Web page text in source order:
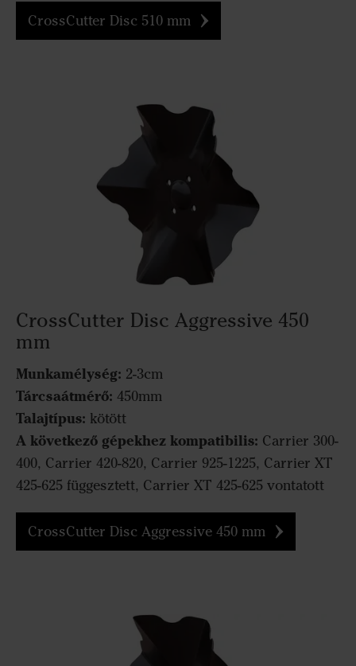
CrossCutter Disc 510 mm
CrossCutter Disc Aggressive 450
mm
Munkamélység: 2-3cm
Tárcsaátmérő: 450mm
Talajtípus: kötött
A következő gépekhez kompatibilis: Carrier 300-
400, Carrier 420-820, Carrier 925-1225, Carrier XT
425-625 függesztett, Carrier XT 425-625 vontatott
CrossCutter Disc Aggressive 450 mm